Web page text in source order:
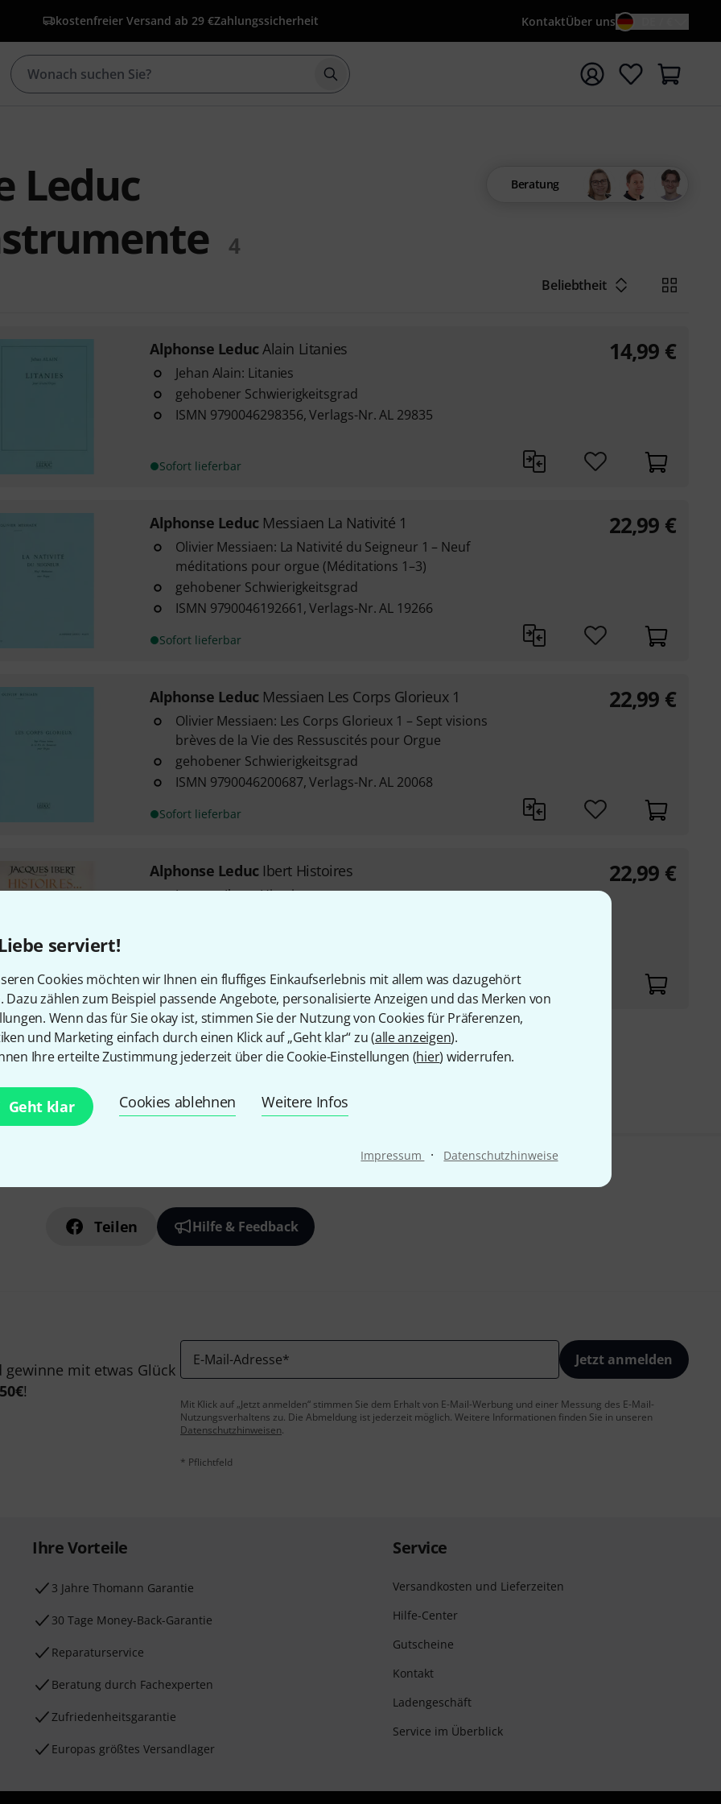
serviert!
Cookies möchten wir Ihnen ein fluffiges Einkaufserlebnis mit allem was dazugehört
Dazu zählen zum Beispiel passende Angebote, personalisierte Anzeigen und das Merken von
Wenn das für Sie okay ist, stimmen Sie der Nutzung von Cookies für Präferenzen,
und Marketing einfach durch einen Klick auf „Geht klar“ zu (alle anzeigen).
Ihre erteilte Zustimmung jederzeit über die Cookie-Einstellungen (hier) widerrufen.
Geht klar Cookies ablehnen Weitere Infos
Impressum · Datenschutzhinweise
kostenfreier Versand ab 29 €Zahlungssicherheit KontaktÜber uns
Suche mit Suchwort {searchTerm} starten
Leduc
4
Beratung
Beliebtheit
Alphonse LeducAlain Litanies
Jehan Alain: Litanies
gehobener Schwierigkeitsgrad
ISMN 9790046298356, Verlags-Nr. AL 29835
Sofort lieferbar
14,99 €
Alphonse Leduc Messiaen La Nativité 1
Olivier Messiaen: La Nativité du Seigneur 1 – Neuf
méditations pour orgue (Méditations 1–3)
gehobener Schwierigkeitsgrad
ISMN 9790046192661, Verlags-Nr. AL 19266
Sofort lieferbar
22,99 €
Alphonse Leduc Messiaen Les Corps Glorieux 1
Olivier Messiaen: Les Corps Glorieux 1 – Sept visions
brèves de la Vie des Ressuscités pour Orgue
gehobener Schwierigkeitsgrad
ISMN 9790046200687, Verlags-Nr. AL 20068
Sofort lieferbar
22,99 €
Alphonse Leduc Ibert Histoires
Jacques Ibert: Histoires
Sofort lieferbar
22,99 €
Kostenloser Versand ab 29 €
Teilen Hilfe & Feedback
mit etwas Glück
50€!
E-Mail-Adresse* Jetzt anmelden
Mit Klick auf „Jetzt anmelden“ stimmen Sie dem Erhalt von E-Mail-Werbung und einer Messung des E-Mail-
Nutzungsverhaltens zu. Die Abmeldung ist jederzeit möglich. Weitere Informationen finden Sie in unseren
Datenschutzhinweisen.
* Pflichtfeld
Ihre Vorteile
3 Jahre Thomann Garantie
30 Tage Money-Back-Garantie
Reparaturservice
Beratung durch Fachexperten
Zufriedenheitsgarantie
Europas größtes Versandlager
Service
Versandkosten und Lieferzeiten
Hilfe-Center
Gutscheine
Kontakt
Ladengeschäft
Service im Überblick